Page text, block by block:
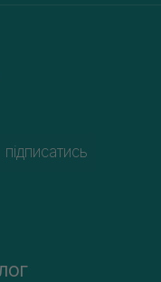
підписатись